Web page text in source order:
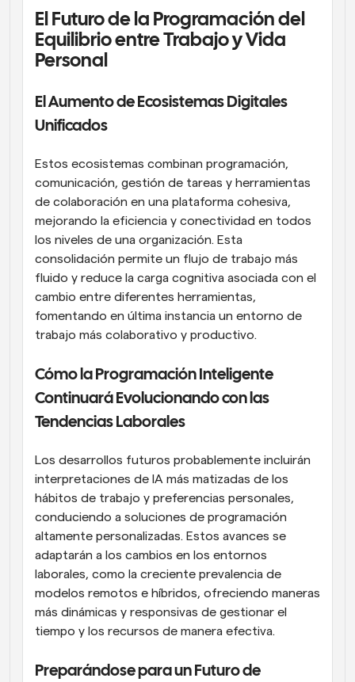
El Futuro de la Programación del
Equilibrio entre Trabajo y Vida
Personal
El Aumento de Ecosistemas Digitales
Unificados
Estos ecosistemas combinan programación,
comunicación, gestión de tareas y herramientas
de colaboración en una plataforma cohesiva,
mejorando la eficiencia y conectividad en todos
los niveles de una organización. Esta
consolidación permite un flujo de trabajo más
fluido y reduce la carga cognitiva asociada con el
cambio entre diferentes herramientas,
fomentando en última instancia un entorno de
trabajo más colaborativo y productivo.
Cómo la Programación Inteligente
Continuará Evolucionando con las
Tendencias Laborales
Los desarrollos futuros probablemente incluirán
interpretaciones de IA más matizadas de los
hábitos de trabajo y preferencias personales,
conduciendo a soluciones de programación
altamente personalizadas. Estos avances se
adaptarán a los cambios en los entornos
laborales, como la creciente prevalencia de
modelos remotos e híbridos, ofreciendo maneras
más dinámicas y responsivas de gestionar el
tiempo y los recursos de manera efectiva.
Preparándose para un Futuro de